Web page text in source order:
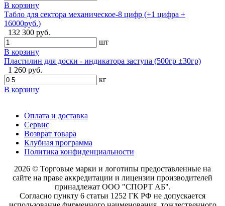
В корзину
Табло для сектора механическое-8 цифр (+1 цифра +
16000руб.)
132 300 руб.
шт
В корзину
Пластилин для доски - индикатора заступа (500гр ±30гр)
1 260 руб.
кг
В корзину
Оплата и доставка
Сервис
Возврат товара
Клубная программа
Политика конфиденциальности
2026 © Торговые марки и логотипы предоставленные на
сайте на праве аккредитации и лицензии производителей
принадлежат ООО "СПОРТ АБ".
Согласно пункту 6 статьи 1252 ГК РФ не допускается